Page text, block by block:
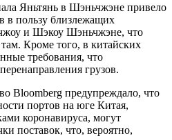
Яньтянь в Шэньчжэне привело
в пользу близлежащих
и Шэкоу Шэньчжэне, что
Кроме того, в китайских
требования, что
грузов.
Bloomberg предупреждало, что
портов на юге Китая,
коронавируса, могут
поставок, что, вероятно,